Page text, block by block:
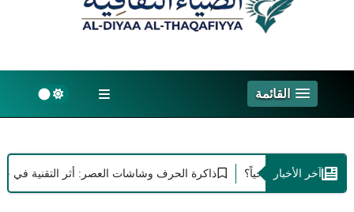
القائمة
آخر الأخبار
واجباً تاريخياً؟ ذاكرة الحرف وشاشات العصر: أثر التقنية في حفظ